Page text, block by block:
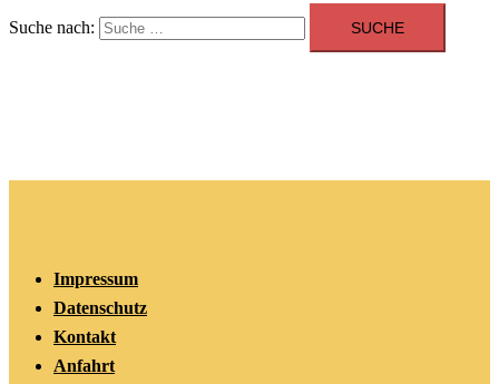
Suche nach:
Impressum
Datenschutz
Kontakt
Anfahrt